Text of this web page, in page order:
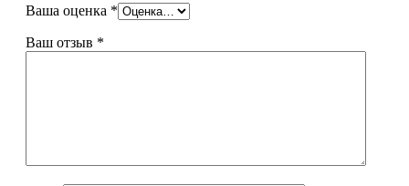
Ваша оценка *
Ваш отзыв *